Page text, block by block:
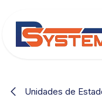
Unidades de